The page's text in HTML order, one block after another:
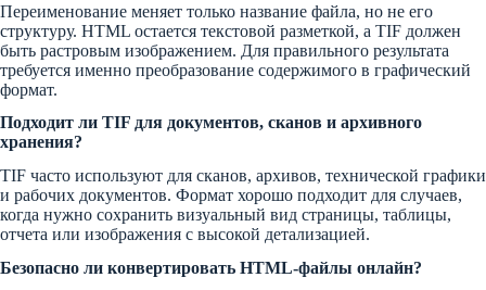
Переименование меняет только название файла, но не его
структуру. HTML остается текстовой разметкой, а TIF должен
быть растровым изображением. Для правильного результата
требуется именно преобразование содержимого в графический
формат.
Подходит ли TIF для документов, сканов и архивного
хранения?
TIF часто используют для сканов, архивов, технической графики
и рабочих документов. Формат хорошо подходит для случаев,
когда нужно сохранить визуальный вид страницы, таблицы,
отчета или изображения с высокой детализацией.
Безопасно ли конвертировать HTML-файлы онлайн?